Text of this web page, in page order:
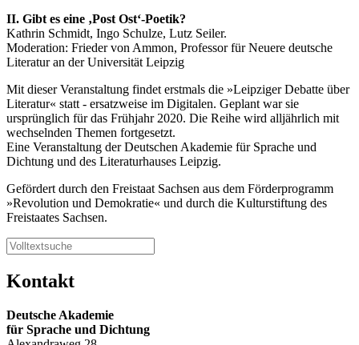
II. Gibt es eine ‚Post Ost‘-Poetik?
Kathrin Schmidt, Ingo Schulze, Lutz Seiler.
Moderation: Frieder von Ammon, Professor für Neuere deutsche
Literatur an der Universität Leipzig
Mit dieser Veranstaltung findet erstmals die »Leipziger Debatte über
Literatur« statt - ersatzweise im Digitalen. Geplant war sie
ursprünglich für das Frühjahr 2020. Die Reihe wird alljährlich mit
wechselnden Themen fortgesetzt.
Eine Veranstaltung der Deutschen Akademie für Sprache und
Dichtung und des Literaturhauses Leipzig.
Gefördert durch den Freistaat Sachsen aus dem Förderprogramm
»Revolution und Demokratie« und durch die Kulturstiftung des
Freistaates Sachsen.
Kontakt
Deutsche Akademie
für Sprache und Dichtung